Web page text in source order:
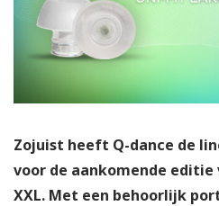
Zojuist heeft Q-dance de
voor de aankomende editie
XXL. Met een behoorlijk